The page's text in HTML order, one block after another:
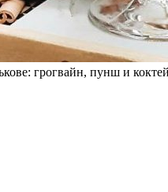
грогвайн, пунш и